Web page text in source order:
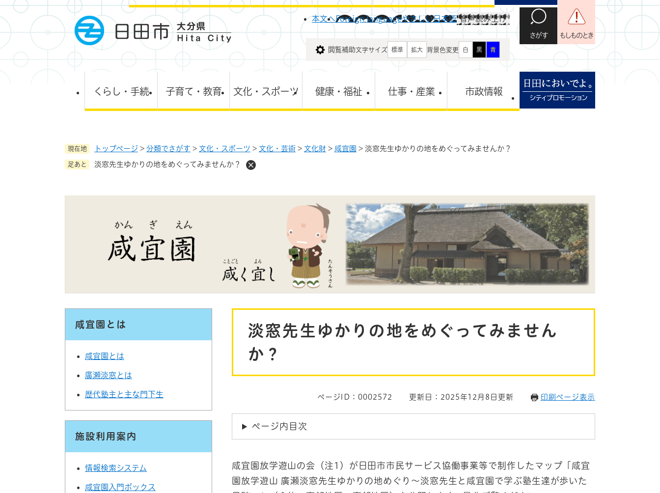
ペ
ー
の
メニューを飛ばして本文へ
本文へForeign languageやさしい日本語 音声読み上げ
閲覧補助文字サイズ 標準 拡大 背景色変更 白 黒 青
さがす もしものとき
くらし・手続 子育て・教育 文化・スポーツ 健康・福祉 仕事・産業 市政情報
現在地 トップページ > 分類でさがす > 文化・スポーツ > 文化・芸術 > 文化財 > 咸宜園 > 淡窓先生ゆかりの地をめぐってみませんか？
足あと 淡窓先生ゆかりの地をめぐってみませんか？
淡窓先生ゆかりの地をめぐってみません
か？
ページID：0002572 更新日：2025年12月8日更新 印刷ページ表示
ページ内目次
咸宜園放学遊山の会（注1）が日田市市民サービス協働事業等で制作したマップ「咸宜
園放学遊山 廣瀬淡窓先生ゆかりの地めぐり～淡窓先生と咸宜園で学ぶ塾生達が歩いた
咸宜園とは
咸宜園とは
廣瀬淡窓とは
歴代塾主と主な門下生
施設利用案内
情報検索システム
咸宜園入門ボックス